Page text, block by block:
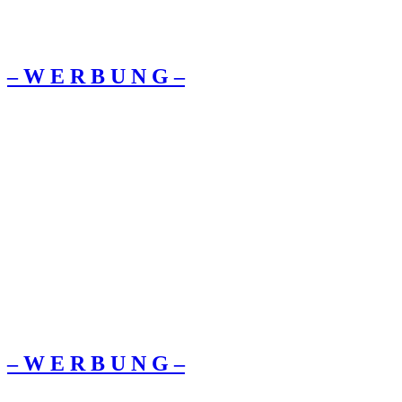
– W Ε R Β U Ν G –
– W Ε R Β U Ν G –